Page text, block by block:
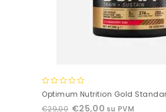
0
Optimum Nutrition Gold
€29,00 €25,00 su PVM